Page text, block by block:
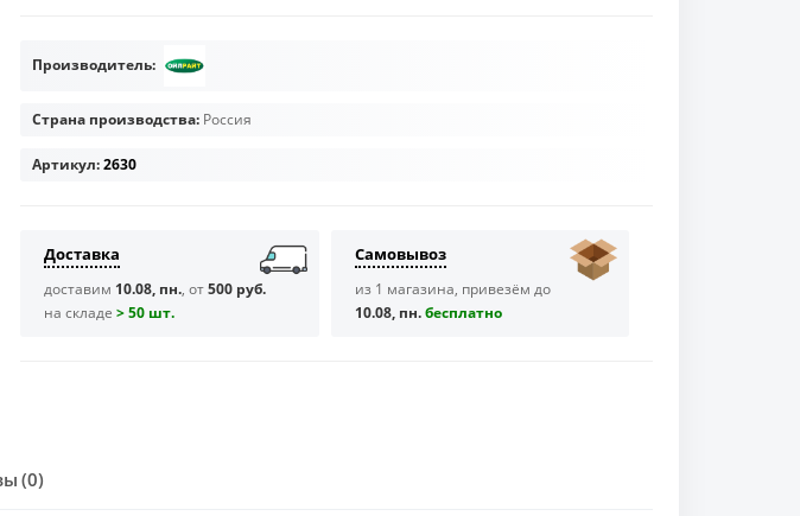
Производитель:
Страна производства: Россия
Артикул:2630
Доставка
доставим 10.08, пн., от500 руб.
на складе > 50 шт.
Самовывоз
из 1 магазина, привезём до
10.08, пн.бесплaтно
(0)